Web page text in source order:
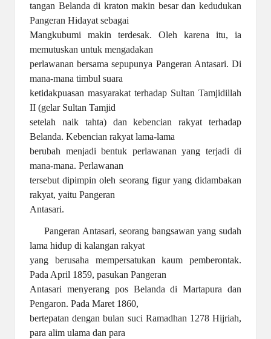
tangan Belanda di kraton makin besar dan kedudukan
Pangeran Hidayat sebagai
Mangkubumi makin terdesak. Oleh karena itu, ia
memutuskan untuk mengadakan
perlawanan bersama sepupunya Pangeran Antasari. Di
mana-mana timbul suara
ketidakpuasan masyarakat terhadap Sultan Tamjidillah
II (gelar Sultan Tamjid
setelah naik tahta) dan kebencian rakyat terhadap
Belanda. Kebencian rakyat lama-lama
berubah menjadi bentuk perlawanan yang terjadi di
mana-mana. Perlawanan
tersebut dipimpin oleh seorang figur yang didambakan
rakyat, yaitu Pangeran
Antasari.
Pangeran Antasari, seorang bangsawan yang sudah
lama hidup di kalangan rakyat
yang berusaha mempersatukan kaum pemberontak.
Pada April 1859, pasukan Pangeran
Antasari menyerang pos Belanda di Martapura dan
Pengaron. Pada Maret 1860,
bertepatan dengan bulan suci Ramadhan 1278 Hijriah,
para alim ulama dan para